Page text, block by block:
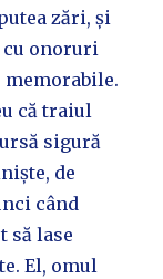
zări, și
cu onoruri
că traiul
sigură
de
când
să lase
El, omul